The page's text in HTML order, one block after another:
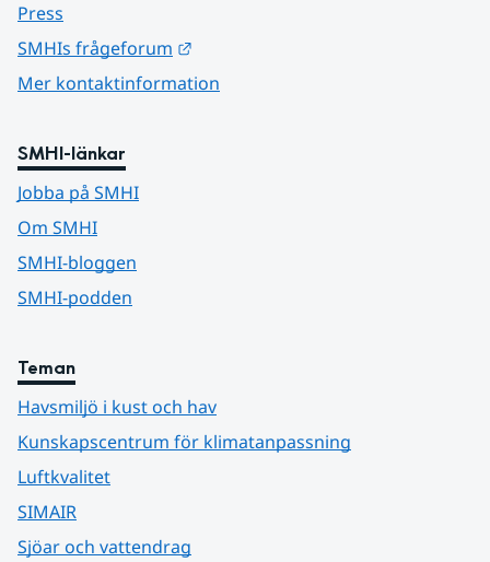
Press
SMHIs frågeforum
Mer kontaktinformation
SMHI-länkar
Jobba på SMHI
Om SMHI
SMHI-bloggen
SMHI-podden
Teman
Havsmiljö i kust och hav
Kunskapscentrum för klimatanpassning
Luftkvalitet
SIMAIR
Sjöar och vattendrag